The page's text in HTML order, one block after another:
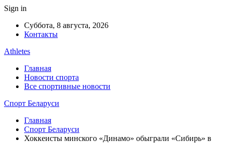
Sign in
Суббота, 8 августа, 2026
Контакты
Athletes
Главная
Новости спорта
Все спортивные новости
Спорт Беларуси
Главная
Спорт Беларуси
Хоккеисты минского «Динамо» обыграли «Сибирь» в